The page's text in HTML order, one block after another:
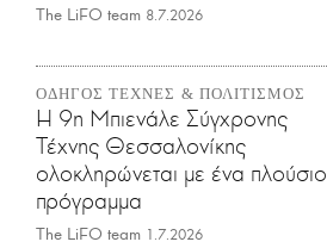
The LiFO team 8.7.2026
ΟΔΗΓΟΣ ΤΕΧΝΕΣ & ΠΟΛΙΤΙΣΜΟΣ
Η 9η Μπιενάλε Σύγχρονης
Τέχνης Θεσσαλονίκης
ολοκληρώνεται με ένα πλούσιο
πρόγραμμα
The LiFO team 1.7.2026